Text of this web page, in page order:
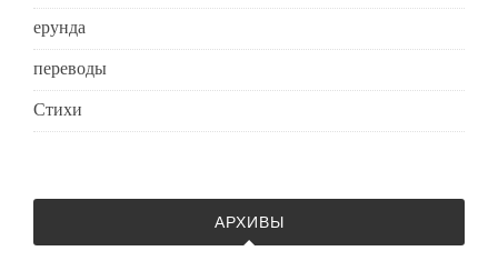
ерунда
переводы
Стихи
АРХИВЫ